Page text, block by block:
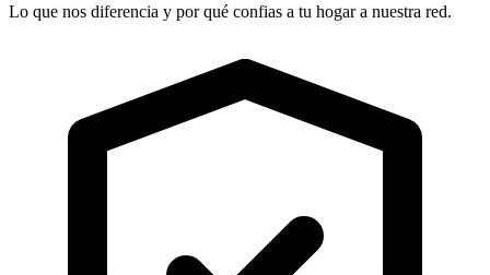
Lo que nos diferencia y por qué confias a tu hogar a nuestra red.